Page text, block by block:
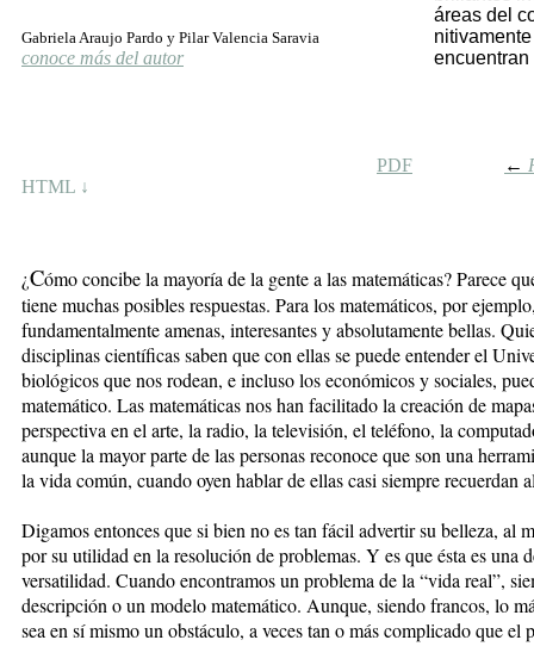
áreas del
Gabriela Araujo Pardo y Pilar Valencia Saravia
conoce más del autor
HTML ↓
PDF ←
¿Cómo concibe la mayoría de la gente a las matemáticas? Parece
tiene muchas posibles respuestas. Para los matemáticos, por
fundamentalmente amenas, interesantes y absolutamente bellas.
disciplinas científicas saben que con ellas se puede entender el
biológicos que nos rodean, e incluso los económicos y sociales,
matemático. Las matemáticas nos han facilitado la creación de
perspectiva en el arte, la radio, la televisión, el teléfono, la
aunque la mayor parte de las personas reconoce que son una
la vida común, cuando oyen hablar de ellas casi siempre recuerdan
Digamos entonces que si bien no es tan fácil advertir su belleza, al
por su utilidad en la resolución de problemas. Y es que ésta es una
versatilidad. Cuando encontramos un problema de la “vida real”,
descripción o un modelo matemático. Aunque, siendo francos, lo
sea en sí mismo un obstáculo, a veces tan o más complicado que el